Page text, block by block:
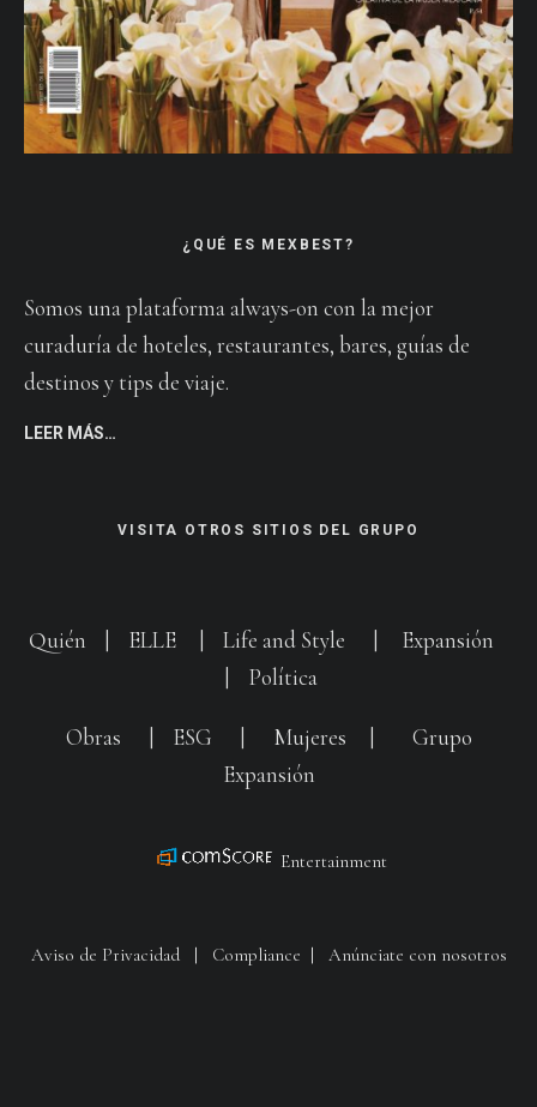
¿QUÉ ES MEXBEST?
Somos una plataforma always-on con la mejor
curaduría de hoteles, restaurantes, bares, guías de
destinos y tips de viaje.
LEER MÁS…
VISITA OTROS SITIOS DEL GRUPO
Quién ELLE Life and Style
Expansión
Política
Obras ESG Mujeres
Grupo
Expansión
Entertainment
Aviso de Privacidad| Compliance | Anúnciate con nosotros